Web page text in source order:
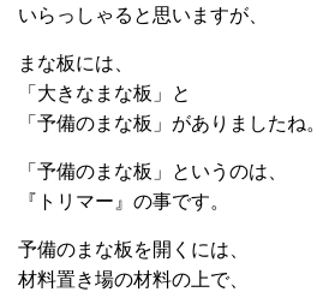
いらっしゃると思いますが、
まな板には、
「大きなまな板」と
「予備のまな板」がありましたね。
「予備のまな板」というのは、
『トリマー』の事です。
予備のまな板を開くには、
材料置き場の材料の上で、